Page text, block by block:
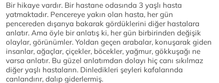
Bir hikaye vardır. Bir hastane odasında 3 yaşlı hasta
yatmaktadır. Pencereye yakın olan hasta, her gün
pencereden dışarıya bakarak gördüklerini diğer hastalara
anlatır. Ama öyle bir anlatış ki, her gün birbirinden değişik
olaylar, görünümler. Yoldan geçen arabalar, konuşarak giden
insanlar, ağaçlar, çiçekler, böcekler, yağmur, gökkuşağı ne
varsa anlatır. Bu güzel anlatımdan dolayı hiç canı sıkılmaz
diğer yaşlı hastaların. Dinledikleri şeyleri kafalarında
canlandırır, dalıp giderlermiş.